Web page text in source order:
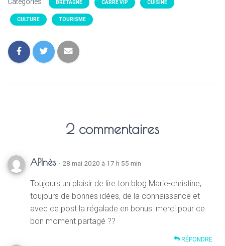
BRETAGNE CARRÉ VIP CUISINE
CULTURE TOURISME
2 commentaires
APInès · 28 mai 2020 à 17 h 55 min
Toujours un plaisir de lire ton blog Marie-christine,
toujours de bonnes idées, de la connaissance et
avec ce post la régalade en bonus: merci pour ce
bon moment partagé ??
RÉPONDRE